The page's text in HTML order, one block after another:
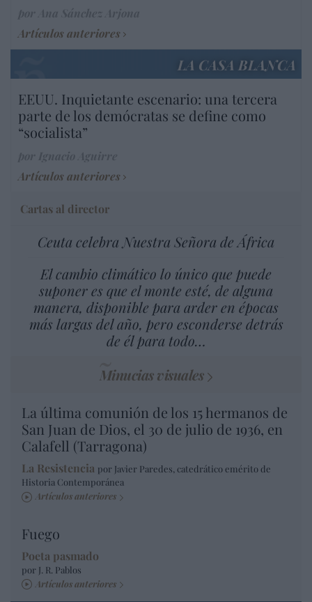
Artículos anteriores
LA CASA BLANCA
EEUU. Inquietante escenario: una tercera
parte de los demócratas se define como
“socialista”
Artículos anteriores
Cartas al director
Ceuta celebra Nuestra Señora de África
El cambio climático lo único que puede
suponer es que el monte esté, de alguna
manera, disponible para arder en épocas
más largas del año, pero esconderse detrás
de él para todo…
Minucias visuales
La última comunión de los 15 hermanos de
San Juan de Dios, el 30 de julio de 1936, en
Calafell (Tarragona)
La Resistencia por Javier Paredes, catedrático emérito de
Historia Contemporánea
Artículos anteriores
Fuego
Poeta pasmado
por J. R. Pablos
Artículos anteriores